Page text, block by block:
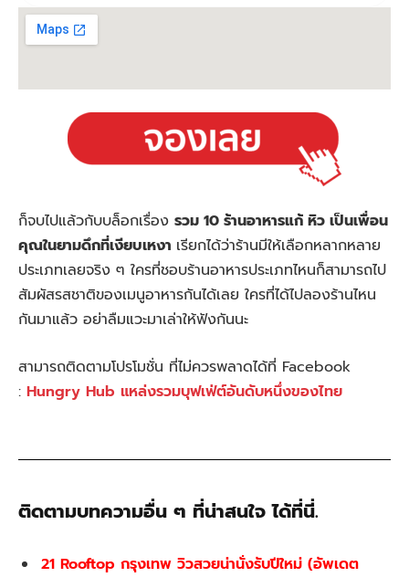
ก็จบไปแล้วกับบล็อกเรื่อง รวม 10 ร้านอาหารแก้ หิว เป็นเพื่อน
คุณในยามดึกที่เงียบเหงา เรียกได้ว่าร้านมีให้เลือกหลากหลาย
ประเภทเลยจริง ๆ ใครที่ชอบร้านอาหารประเภทไหนก็สามารถไป
สัมผัสรสชาติของเมนูอาหารกันได้เลย ใครที่ได้ไปลองร้านไหน
กันมาแล้ว อย่าลืมแวะมาเล่าให้ฟังกันนะ
สามารถติดตามโปรโมชั่น ที่ไม่ควรพลาดได้ที่ Facebook
: Hungry Hub แหล่งรวมบุฟเฟ่ต์อันดับหนึ่งของไทย
ติดตามบทความอื่น ๆ ที่น่าสนใจ ได้ที่นี่.
21 Rooftop กรุงเทพ วิวสวยน่านั่งรับปีใหม่ (อัพเดต